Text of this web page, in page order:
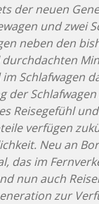
der neuen
und zwei
neben den
Schlafwagen
der
Reisegefühl
verfügen
Neu an
das im
nun auch
zur